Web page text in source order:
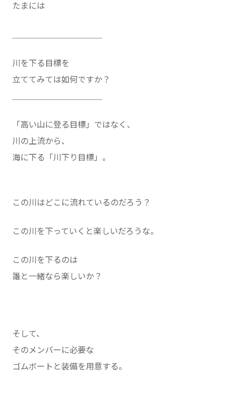
たまには
川を下る目標を
立ててみては如何ですか？
「高い山に登る目標」ではなく、
川の上流から、
海に下る「川下り目標」。
この川はどこに流れているのだろう？
この川を下っていくと楽しいだろうな。
この川を下るのは
誰と一緒なら楽しいか？
そして、
そのメンバーに必要な
ゴムボートと装備を用意する。